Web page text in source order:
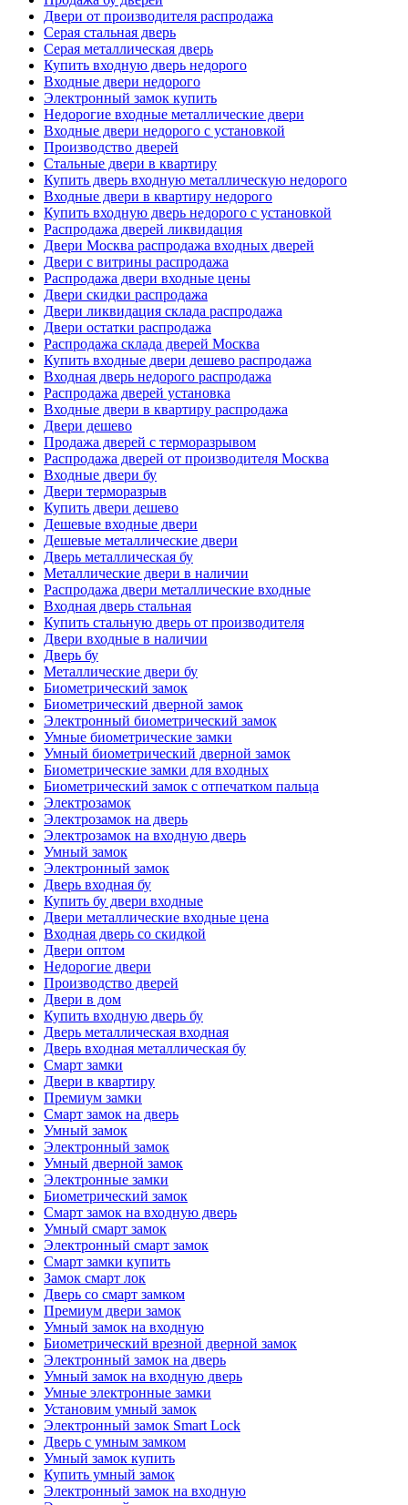
Двери от производителя распродажа
Серая стальная дверь
Серая металлическая дверь
Купить входную дверь недорого
Входные двери недорого
Электронный замок купить
Недорогие входные металлические двери
Входные двери недорого с установкой
Производство дверей
Стальные двери в квартиру
Купить дверь входную металлическую недорого
Входные двери в квартиру недорого
Купить входную дверь недорого с установкой
Распродажа дверей ликвидация
Двери Москва распродажа входных дверей
Двери с витрины распродажа
Распродажа двери входные цены
Двери скидки распродажа
Двери ликвидация склада распродажа
Двери остатки распродажа
Распродажа склада дверей Москва
Купить входные двери дешево распродажа
Входная дверь недорого распродажа
Распродажа дверей установка
Входные двери в квартиру распродажа
Двери дешево
Продажа дверей с терморазрывом
Распродажа дверей от производителя Москва
Входные двери бу
Двери терморазрыв
Купить двери дешево
Дешевые входные двери
Дешевые металлические двери
Дверь металлическая бу
Металлические двери в наличии
Распродажа двери металлические входные
Входная дверь стальная
Купить стальную дверь от производителя
Двери входные в наличии
Дверь бу
Металлические двери бу
Биометрический замок
Биометрический дверной замок
Электронный биометрический замок
Умные биометрические замки
Умный биометрический дверной замок
Биометрические замки для входных
Биометрический замок с отпечатком пальца
Электрозамок
Электрозамок на дверь
Электрозамок на входную дверь
Умный замок
Электронный замок
Дверь входная бу
Купить бу двери входные
Двери металлические входные цена
Входная дверь со скидкой
Двери оптом
Недорогие двери
Производство дверей
Двери в дом
Купить входную дверь бу
Дверь металлическая входная
Дверь входная металлическая бу
Смарт замки
Двери в квартиру
Премиум замки
Смарт замок на дверь
Умный замок
Электронный замок
Умный дверной замок
Электронные замки
Биометрический замок
Смарт замок на входную дверь
Умный смарт замок
Электронный смарт замок
Смарт замки купить
Замок смарт лок
Дверь со смарт замком
Премиум двери замок
Умный замок на входную
Биометрический врезной дверной замок
Электронный замок на дверь
Умный замок на входную дверь
Умные электронные замки
Установим умный замок
Электронный замок Smart Lock
Дверь с умным замком
Умный замок купить
Купить умный замок
Электронный замок на входную